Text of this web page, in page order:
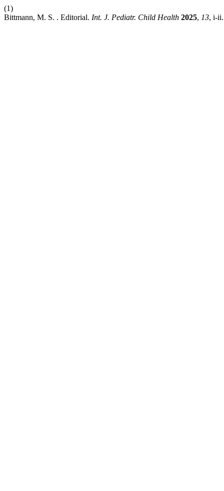
(1)
Bittmann, M. S. . Editorial. Int. J. Pediatr. Child Health 2025, 13, i-ii.